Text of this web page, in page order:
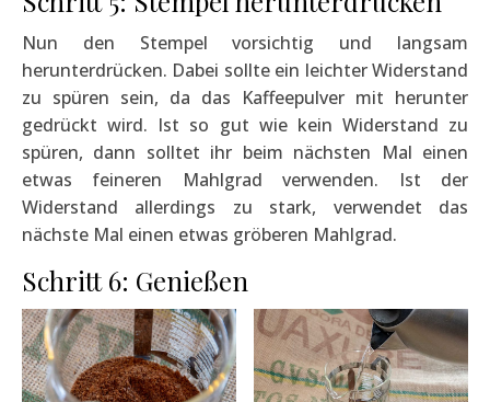
Nun den Stempel vorsichtig und langsam
herunterdrücken. Dabei sollte ein leichter Widerstand
zu spüren sein, da das Kaffeepulver mit herunter
gedrückt wird. Ist so gut wie kein Widerstand zu
spüren, dann solltet ihr beim nächsten Mal einen
etwas feineren Mahlgrad verwenden. Ist der
Widerstand allerdings zu stark, verwendet das
nächste Mal einen etwas gröberen Mahlgrad.
Schritt 6: Genießen